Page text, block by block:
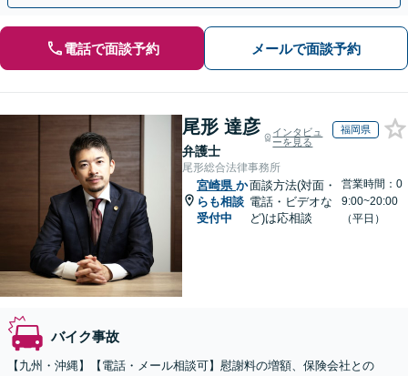
電話で面談予約 メールで面談予約
尾形 達彦
弁護士
インタビュ
ーを見る
福岡県
尾形総合法律事務所
宮崎県 か
らも相談
受付中
面談方法(対面・
電話・ビデオな
ど)は応相談
営業時間：0
9:00~20:00
（平日）
バイク事故
【九州・沖縄】【電話・メール相談可】慰謝料の増額、保険会社との